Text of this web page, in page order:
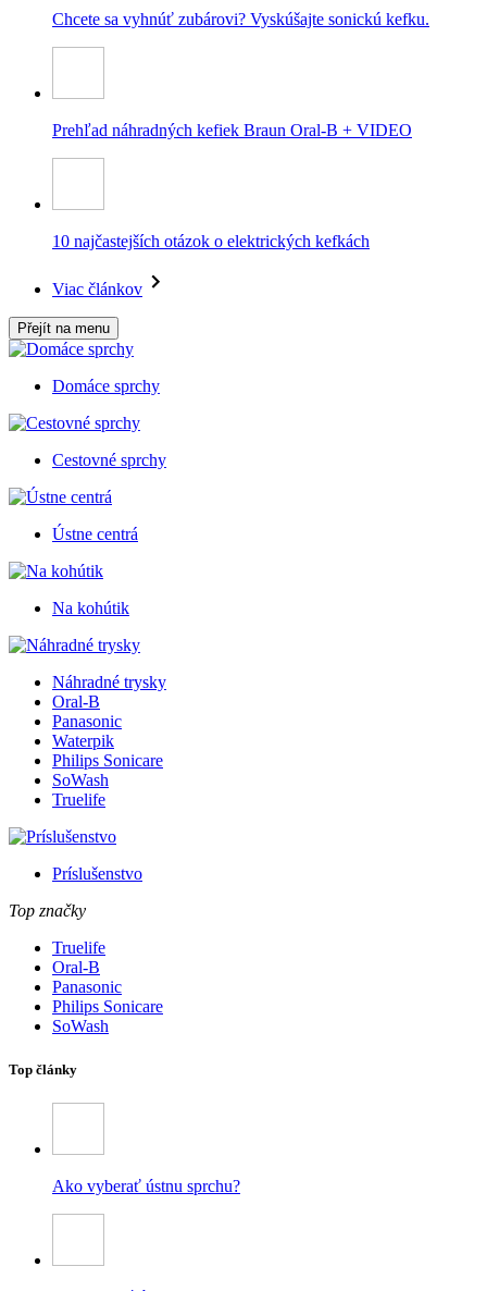
Chcete sa vyhnúť zubárovi? Vyskúšajte sonickú kefku.
Prehľad náhradných kefiek Braun Oral-B + VIDEO
10 najčastejších otázok o elektrických kefkách
Viac článkov
Přejít na menu
Domáce sprchy
Cestovné sprchy
Ústne centrá
Na kohútik
Náhradné trysky
Oral-B
Panasonic
Waterpik
Philips Sonicare
SoWash
Truelife
Príslušenstvo
Top značky
Truelife
Oral-B
Panasonic
Philips Sonicare
SoWash
Top články
Ako vyberať ústnu sprchu?